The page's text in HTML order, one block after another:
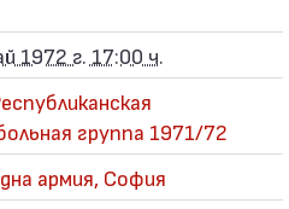
1972 г. 17:00 ч.
группа 1971/72
армия, София